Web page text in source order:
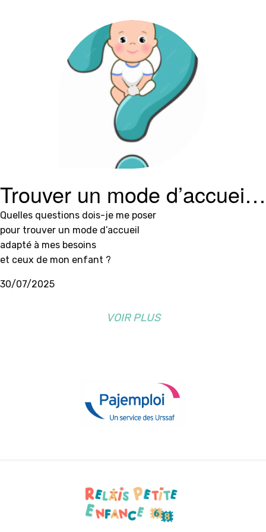
Trouver un mode d’accueil
adapté
Quelles questions dois-je me poser
pour trouver un mode d’accueil
adapté à mes besoins
et ceux de mon enfant ?
30/07/2025
VOIR PLUS